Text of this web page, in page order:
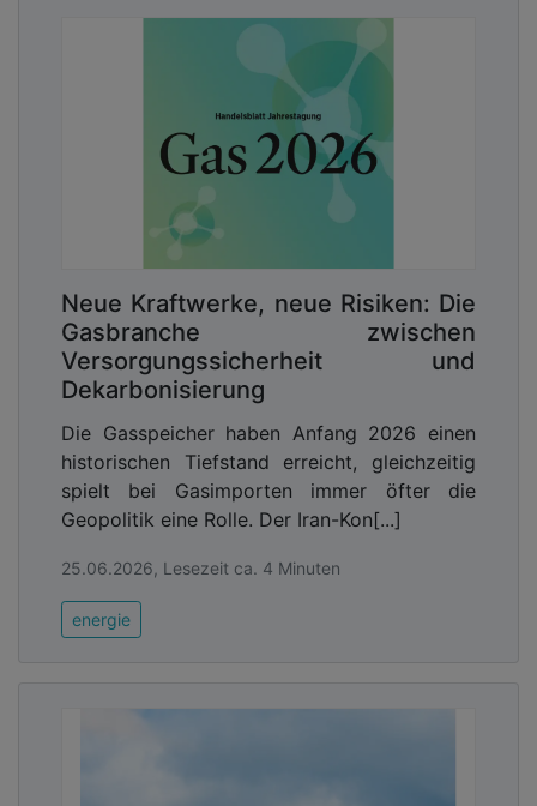
Neue Kraftwerke, neue Risiken: Die
Gasbranche zwischen
Versorgungssicherheit und
Dekarbonisierung
Die Gasspeicher haben Anfang 2026 einen
historischen Tiefstand erreicht, gleichzeitig
spielt bei Gasimporten immer öfter die
Geopolitik eine Rolle. Der Iran-Kon[...]
25.06.2026, Lesezeit ca. 4 Minuten
energie